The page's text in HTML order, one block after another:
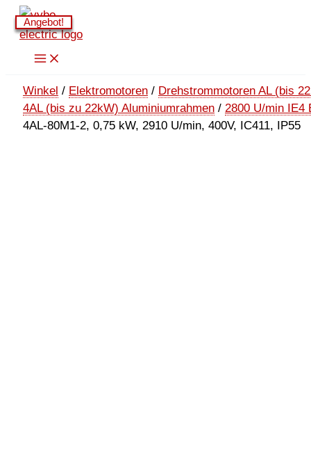
Zum
Inhalt
springen
Winkel / Elektromotoren / Drehstrommotoren AL (bis
4AL (bis zu 22kW) Aluminiumrahmen / 2800 U/min IE4
4AL-80M1-2, 0,75 kW, 2910 U/min, 400V, IC411, IP55
Angebot!
Angebot!
Angebot!
Angebot!